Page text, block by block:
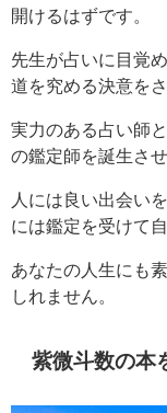
開けるはずです。
先生が占いに目覚
道を究める決意を
実力のある占い師
の鑑定師を誕生させ
人には良い出会い
には鑑定を受けて
あなたの人生にも
しれません。
紫微斗数の本